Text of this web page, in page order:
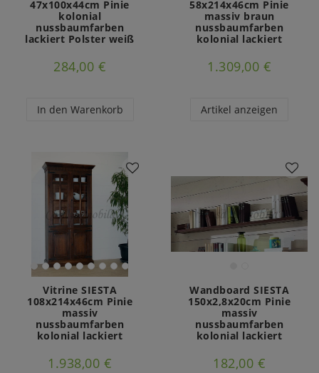
47x100x44cm Pinie
kolonial
nussbaumfarben
lackiert Polster weiß
284,00 €
In den Warenkorb
58x214x46cm Pinie
massiv braun
nussbaumfarben
kolonial lackiert
1.309,00 €
Artikel anzeigen
Vitrine SIESTA
108x214x46cm Pinie
massiv
nussbaumfarben
kolonial lackiert
1.938,00 €
Wandboard SIESTA
150x2,8x20cm Pinie
massiv
nussbaumfarben
kolonial lackiert
182,00 €